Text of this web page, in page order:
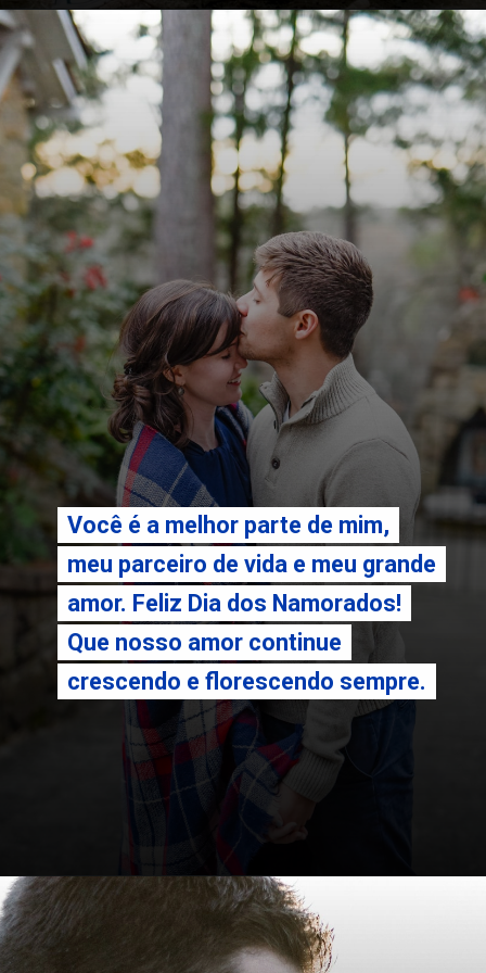
Você é a melhor parte de mim,
meu parceiro de vida e meu grande
amor. Feliz Dia dos Namorados!
Que nosso amor continue
crescendo e florescendo sempre.
Você é a melhor parte de mim,
meu parceiro de vida e meu grande
amor. Feliz Dia dos Namorados!
Que nosso amor continue
crescendo e florescendo sempre.